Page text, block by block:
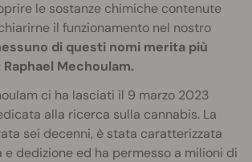
le sostanze chimiche contenute
il funzionamento nel nostro
di questi nomi merita più
Mechoulam.
ci ha lasciati il 9 marzo 2023
alla ricerca sulla cannabis. La
sei decenni, è stata caratterizzata
e dedizione ed ha permesso a milioni di